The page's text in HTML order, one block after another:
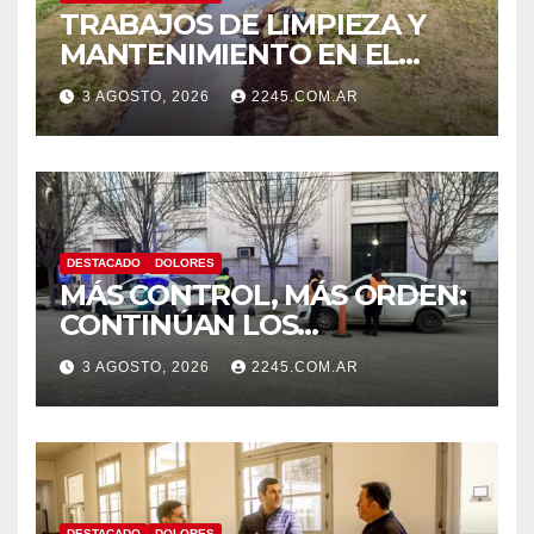
TRABAJOS DE LIMPIEZA Y
MANTENIMIENTO EN EL
CANAL LA PICASA
3 AGOSTO, 2026 2245.COM.AR
DESTACADO DOLORES
MÁS CONTROL, MÁS ORDEN:
CONTINÚAN LOS
OPERATIVOS PREVENTIVOS
DE TRÁNSITO EN DOLORES
3 AGOSTO, 2026 2245.COM.AR